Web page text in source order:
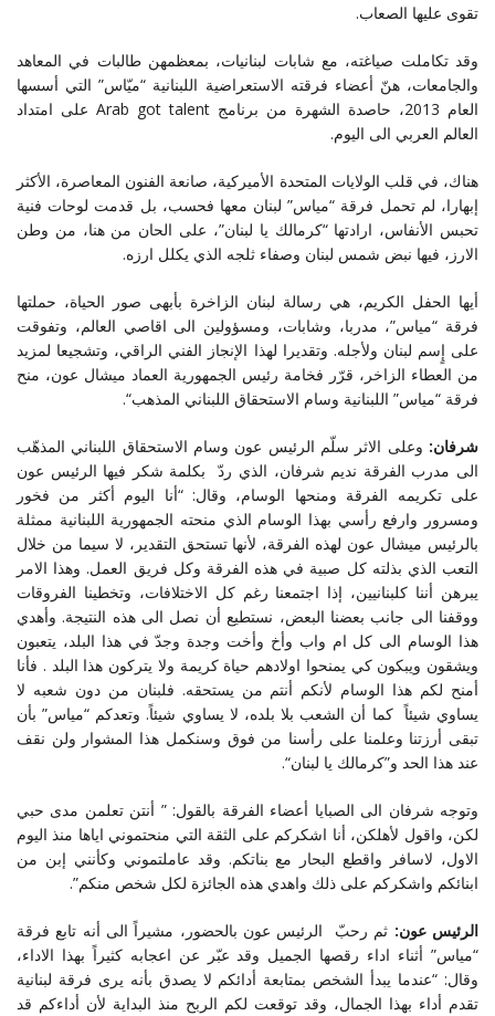
تقوى عليها الصعاب.
وقد تكاملت صياغته، مع شابات لبنانيات، بمعظمهن طالبات في المعاهد
والجامعات، هنّ أعضاء فرقته الاستعراضية اللبنانية “ميّاس” التي أسسها
العام 2013، حاصدة الشهرة من برنامج
Arab got talent على امتداد
العالم العربي الى اليوم.
هناك، في قلب الولايات المتحدة الأميركية، صانعة الفنون المعاصرة، الأكثر
إبهارا، لم تحمل فرقة “مياس” لبنان معها فحسب، بل قدمت لوحات فنية
تحبس الأنفاس، ارادتها “كرمالك يا لبنان”، على الحان من هنا، من وطن
الارز، فيها نبض شمس لبنان وصفاء ثلجه الذي يكلل ارزه.
أيها الحفل الكريم، هي رسالة لبنان الزاخرة بأبهى صور الحياة، حملتها
فرقة “مياس”، مدربا، وشابات، ومسؤولين الى اقاصي العالم، وتفوقت
على إٍسم لبنان ولأجله. وتقديرا لهذا الإنجاز الفني الراقي، وتشجيعا لمزيد
من العطاء الزاخر، قرّر فخامة رئيس الجمهورية العماد ميشال عون، منح
فرقة “مياس” اللبنانية وسام الاستحقاق اللبناني المذهب“
.
شرفان: وعلى الاثر سلّم الرئيس عون وسام الاستحقاق اللبناني المذهّب
الى مدرب الفرقة نديم شرفان، الذي ردّ بكلمة شكر فيها الرئيس عون
على تكريمه الفرقة ومنحها الوسام، وقال: “أنا اليوم أكثر من فخور
ومسرور وارفع رأسي بهذا الوسام الذي منحته الجمهورية اللبنانية ممثلة
بالرئيس ميشال عون لهذه الفرقة، لأنها تستحق التقدير، لا سيما من خلال
التعب الذي بذلته كل صبية في هذه الفرقة وكل فريق العمل. وهذا الامر
يبرهن أننا كلبنانيين، إذا اجتمعنا رغم كل الاختلافات، وتخطينا الفروقات
ووقفنا الى جانب بعضنا البعض، نستطيع أن نصل الى هذه النتيجة. وأهدي
هذا الوسام الى كل ام واب وأخ وأخت وجدة وجدّ في هذا البلد، يتعبون
ويشقون ويبكون كي يمنحوا اولادهم حياة كريمة ولا يتركون هذا البلد . فأنا
أمنح لكم هذا الوسام لأنكم أنتم من يستحقه. فلبنان من دون شعبه لا
يساوي شيئاً كما أن الشعب بلا بلده، لا يساوي شيئاً. وتعدكم “مياس” بأن
تبقى أرزتنا وعلمنا على رأسنا من فوق وسنكمل هذا المشوار ولن نقف
عند هذا الحد و”كرمالك يا لبنان“
.
وتوجه شرفان الى الصبايا أعضاء الفرقة بالقول: ” أنتن تعلمن مدى حبي
لكن، واقول لأهلكن، أنا اشكركم على الثقة التي منحتموني اياها منذ اليوم
الاول، لاسافر واقطع البحار مع بناتكم. وقد عاملتموني وكأنني إبن من
ابنائكم واشكركم على ذلك واهدي هذه الجائزة لكل شخص منكم”.
الرئيس عون: ثم رحبّ الرئيس عون بالحضور، مشيراً الى أنه تابع فرقة
“مياس” أثناء اداء رقصها الجميل وقد عبّر عن اعجابه كثيراً بهذا الاداء،
وقال: “عندما يبدأ الشخص بمتابعة أدائكم لا يصدق بأنه يرى فرقة لبنانية
تقدم أداء بهذا الجمال، وقد توقعت لكم الربح منذ البداية لأن أداءكم قد